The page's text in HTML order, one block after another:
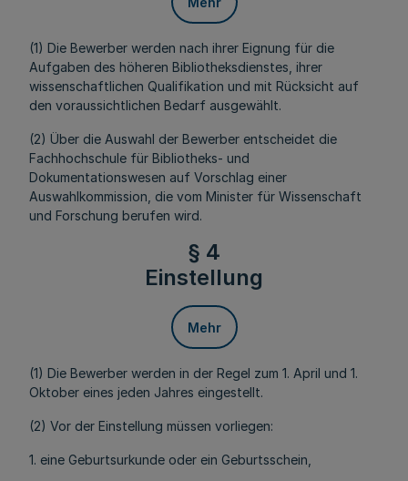
(1) Die Bewerber werden nach ihrer Eignung für die
Aufgaben des höheren Bibliotheksdienstes, ihrer
wissenschaftlichen Qualifikation und mit Rücksicht auf
den voraussichtlichen Bedarf ausgewählt.
(2) Über die Auswahl der Bewerber entscheidet die
Fachhochschule für Bibliotheks- und
Dokumentationswesen auf Vorschlag einer
Auswahlkommission, die vom Minister für Wissenschaft
und Forschung berufen wird.
§ 4
Einstellung
Mehr
(1) Die Bewerber werden in der Regel zum 1. April und 1.
Oktober eines jeden Jahres eingestellt.
(2) Vor der Einstellung müssen vorliegen:
1. eine Geburtsurkunde oder ein Geburtsschein,